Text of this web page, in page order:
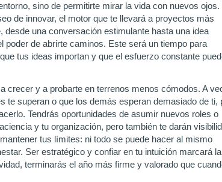
sino de permitirte mirar la vida con nuevos ojos.
de innovar, el motor que te llevará a proyectos más
desde una conversación estimulante hasta una idea
poder de abrirte caminos. Este será un tiempo para
tus ideas importan y que el esfuerzo constante
crecer y a probarte en terrenos menos cómodos. A
te superan o que los demás esperan demasiado de ti,
Tendrás oportunidades de asumir nuevos roles o
y tu organización, pero también te darán
tus límites: ni todo se puede hacer al mismo
Ser estratégico y confiar en tu intuición marcará la
terminarás el año más firme y valorado que